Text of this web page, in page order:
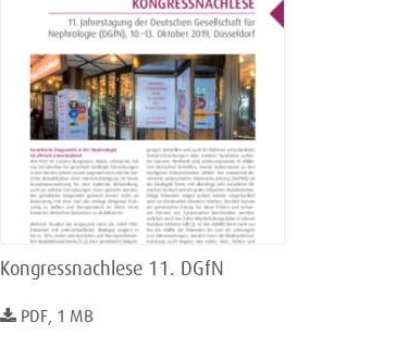
Kongressnachlese 11. DGfN
PDF, 1 MB